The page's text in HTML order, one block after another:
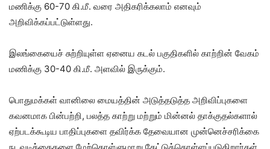
மணிக்கு 60-70 கி.மீ. வரை அதிகரிக்கலாம் எனவும்
அறிவிக்கப்பட்டுள்ளது.
இலங்கையைச் சுற்றியுள்ள ஏனைய கடல் பகுதிகளில் காற்றின் வேகம்
மணிக்கு 30-40 கி.மீ. அளவில் இருக்கும்.
பொதுமக்கள் வானிலை மையத்தின் அடுத்தடுத்த அறிவிப்புகளை
கவனமாக பின்பற்றி, பலத்த காற்று மற்றும் மின்னல் தாக்குதல்களால்
ஏற்படக்கூடிய பாதிப்புகளை தவிர்க்க தேவையான முன்னெச்சரிக்கை